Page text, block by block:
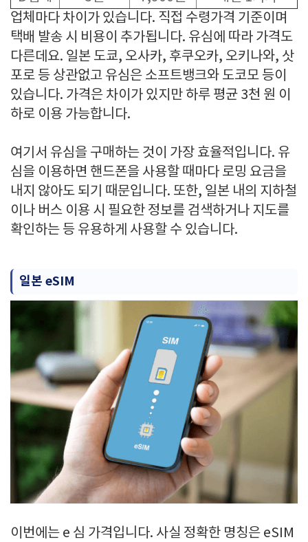
업체마다 차이가 있습니다. 직접 수령가격 기준이며
택배 발송 시 비용이 추가됩니다. 유심에 따라 가격도
다른데요. 일본 도쿄, 오사카, 후쿠오카, 오키나와, 삿
포로 등 상관없고 유심은 소프트뱅크와 도코모 등이
있습니다. 가격은 차이가 있지만 하루 평균 3천 원 이
하로 이용 가능합니다.
여기서 유심을 구매하는 것이 가장 효율적입니다. 유
심을 이용하면 핸드폰을 사용할 때마다 로밍 요금을
내지 않아도 되기 때문입니다. 또한, 일본 내의 지하철
이나 버스 이용 시 필요한 정보를 검색하거나 지도를
확인하는 등 유용하게 사용할 수 있습니다.
일본 eSIM
이번에는 e 심 가격입니다. 사실 정확한 명칭은 eSIM